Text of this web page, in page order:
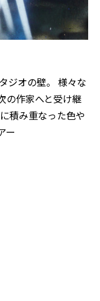
ジオの壁。 様々な
の作家へと受け継
積み重なった色や
ー